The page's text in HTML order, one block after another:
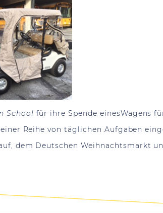
School für ihre Spende einesWagens
Reihe von täglichen Aufgaben
dem Deutschen Weihnachtsmarkt